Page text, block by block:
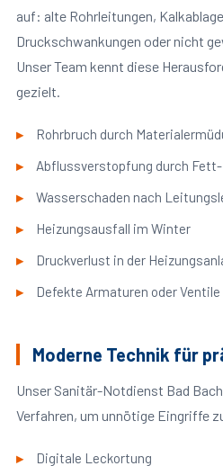
auf: alte Rohrleitungen,
Druckschwankungen oder nicht
Unser Team kennt diese
gezielt.
Rohrbruch durch
Abflussverstopfung durch Fett-
Wasserschaden nach
Heizungsausfall im Winter
Druckverlust in der
Defekte Armaturen oder Ventile
Moderne Technik für
Unser Sanitär-Notdienst Bad
Verfahren, um unnötige Eingriffe
Digitale Leckortung